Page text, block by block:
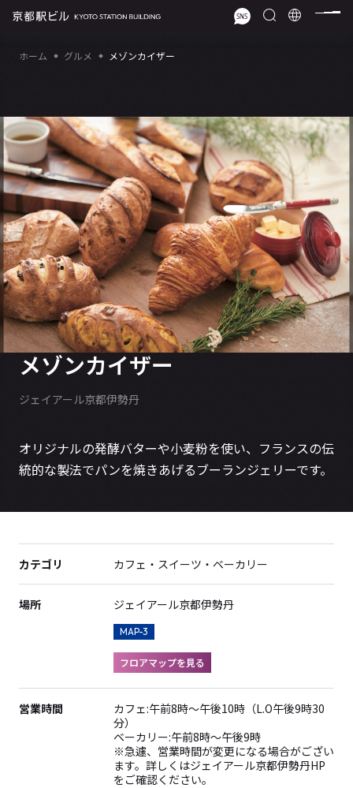
ホーム グルメ メゾンカイザー
メゾンカイザー
ジェイアール京都伊勢丹
オリジナルの発酵バターや小麦粉を使い、フランスの伝
統的な製法でパンを焼きあげるブーランジェリーです。
カテゴリ カフェ・スイーツ・ベーカリー
場所 ジェイアール京都伊勢丹
MAP-3
フロアマップを見る
営業時間
カフェ:午前8時～午後10時（L.O午後9時30
分）
ベーカリー:午前8時～午後9時
※急遽、営業時間が変更になる場合がござい
ます。詳しくはジェイアール京都伊勢丹HP
をご確認ください。